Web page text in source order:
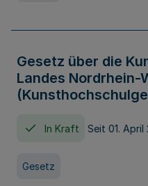
Gesetz über die
Landes Nordrhein-
In Kraft Seit 01. April
Gesetz